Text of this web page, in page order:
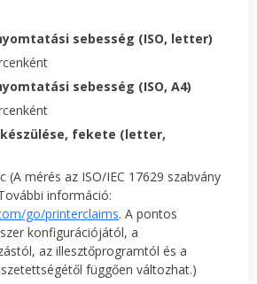
sebesség (ISO, letter)
sebesség (ISO, A4)
fekete (letter,
(A mérés az ISO/IEC 17629 szabvány
információ:
go/printerclaims. A pontos
konfigurációjától, a
az illesztőprogramtól és a
függően változhat.)